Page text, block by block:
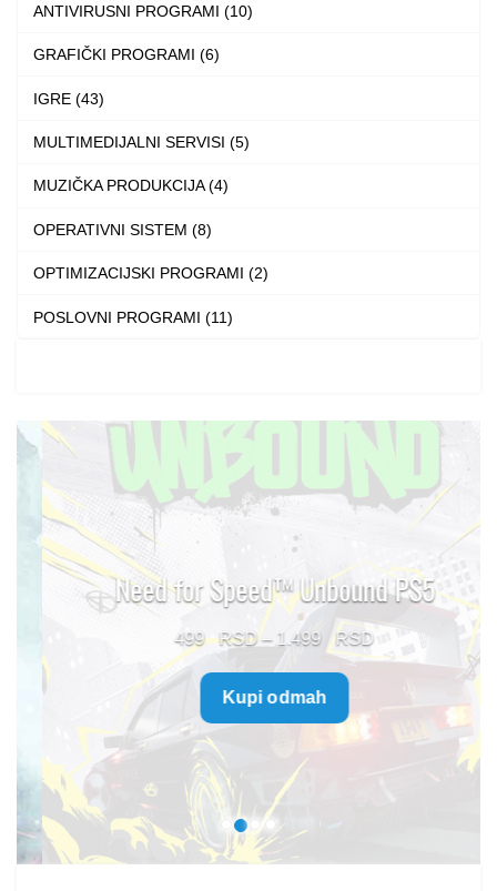
ANTIVIRUSNI PROGRAMI (10)
GRAFIČKI PROGRAMI (6)
IGRE (43)
MULTIMEDIJALNI SERVISI (5)
MUZIČKA PRODUKCIJA (4)
OPERATIVNI SISTEM (8)
OPTIMIZACIJSKI PROGRAMI (2)
POSLOVNI PROGRAMI (11)
Need for Speed™ Unbound PS5
499 – 1.499
Price
through
Kupi odmah